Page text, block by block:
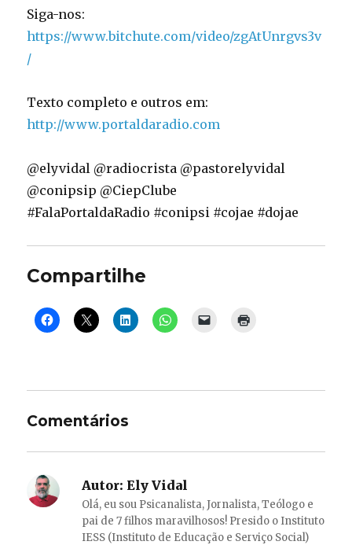
Siga-nos:
https://www.bitchute.com/video/zgAtUnrgvs3v
/
Texto completo e outros em:
http://www.portaldaradio.com
@elyvidal @radiocrista @pastorelyvidal
@conipsip @CiepClube
#FalaPortaldaRadio #conipsi #cojae #dojae
Compartilhe
Comentários
Autor: Ely Vidal
Olá, eu sou Psicanalista, Jornalista, Teólogo e
pai de 7 filhos maravilhosos! Presido o Instituto
IESS (Instituto de Educação e Serviço Social)